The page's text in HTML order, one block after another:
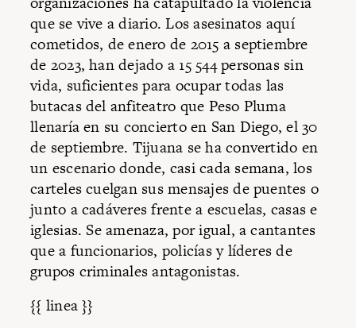
que se vive a diario. Los asesinatos aquí
cometidos, de enero de 2015 a septiembre
de 2023, han dejado a 15 544 personas sin
vida, suficientes para ocupar todas las
butacas del anfiteatro que Peso Pluma
llenaría en su concierto en San Diego, el 30
de septiembre. Tijuana se ha convertido en
un escenario donde, casi cada semana, los
carteles cuelgan sus mensajes de puentes o
junto a cadáveres frente a escuelas, casas e
iglesias. Se amenaza, por igual, a cantantes
que a funcionarios, policías y líderes de
grupos criminales antagonistas.
{{ linea }}